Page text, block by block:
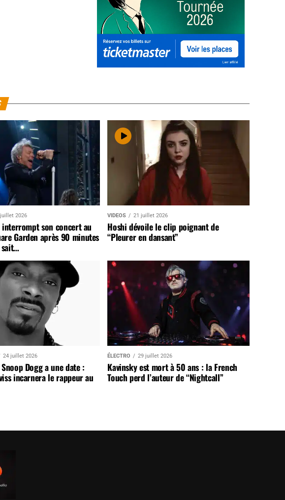
2026
interrompt son concert au
Garden après 90 minutes
sait…
VIDEOS 21 juillet 2026
Hoshi dévoile le clip poignant de
“Pleurer en dansant”
24 juillet 2026
Dogg a une date :
incarnera le rappeur au
ÉLECTRO 29 juillet 2026
Kavinsky est mort à 50 ans : la French
Touch perd l’auteur de “Nightcall”